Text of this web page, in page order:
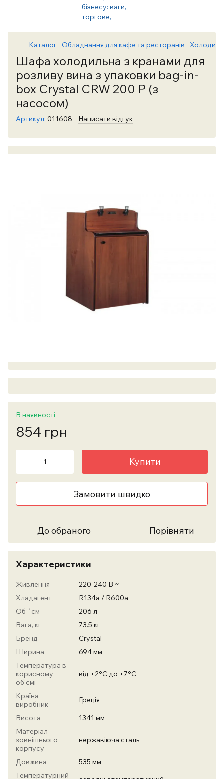
Каталог Обладнання для кафе та ресторанів
Шафа холодильна з кранами для
розливу вина з упаковки bag-in-
box Crystal CRW 200 P (з
насосом)
Артикул: 011608 Написати відгук
В наявності
854 грн
Купити
Замовити швидко
До обраного Порівняти
Характеристики
Живлення
220-240 В ~
Хладагент
R134a / R600a
Об `єм
206 л
Вага, кг
73.5 кг
Бренд
Crystal
Ширина
694 мм
Температура в
корисному
об'ємі
від +2°С до +7°С
Країна
виробник
Греція
Висота
1341 мм
Матеріал
зовнішнього
корпусу
нержавіюча сталь
Довжина
535 мм
Температурний